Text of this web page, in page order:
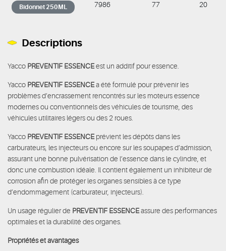
Bidonnet 250ML 7986 77 20
Descriptions
Yacco PREVENTIF ESSENCEest un additif pour essence.
Yacco PREVENTIF ESSENCEa été formulé pour prévenir les
problèmes d’encrassement rencontrés sur les moteurs essence
modernes ou conventionnels des véhicules de tourisme, des
véhicules utilitaires légers ou des 2 roues.
Yacco PREVENTIF ESSENCEprévient les dépôts dans les
carburateurs, les injecteurs ou encore sur les soupapes d’admission,
assurant une bonne pulvérisation de l’essence dans le cylindre, et
donc une combustion idéale. Il contient également un inhibiteur de
corrosion afin de protéger les organes sensibles à ce type
d’endommagement (carburateur, injecteurs).
Un usage régulier de PREVENTIF ESSENCEassure des performances
optimales et la durabilité des organes.
Propriétés et avantages